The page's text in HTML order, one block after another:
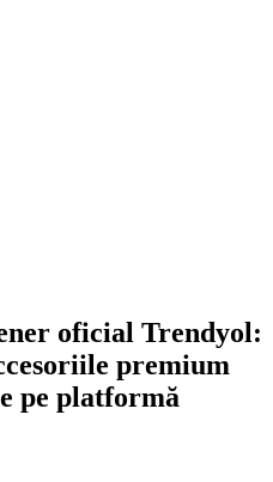
oficial Trendyol:
premium
pe platformă